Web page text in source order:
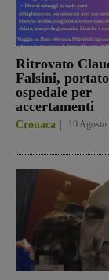
Ritrovato
Falsini,
ospedale per
accertamenti
Cronaca 10 Agosto